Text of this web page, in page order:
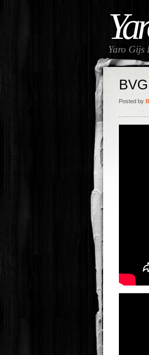
Yaro Gijs
Posted by